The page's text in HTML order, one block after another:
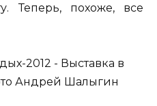
Теперь, похоже, все